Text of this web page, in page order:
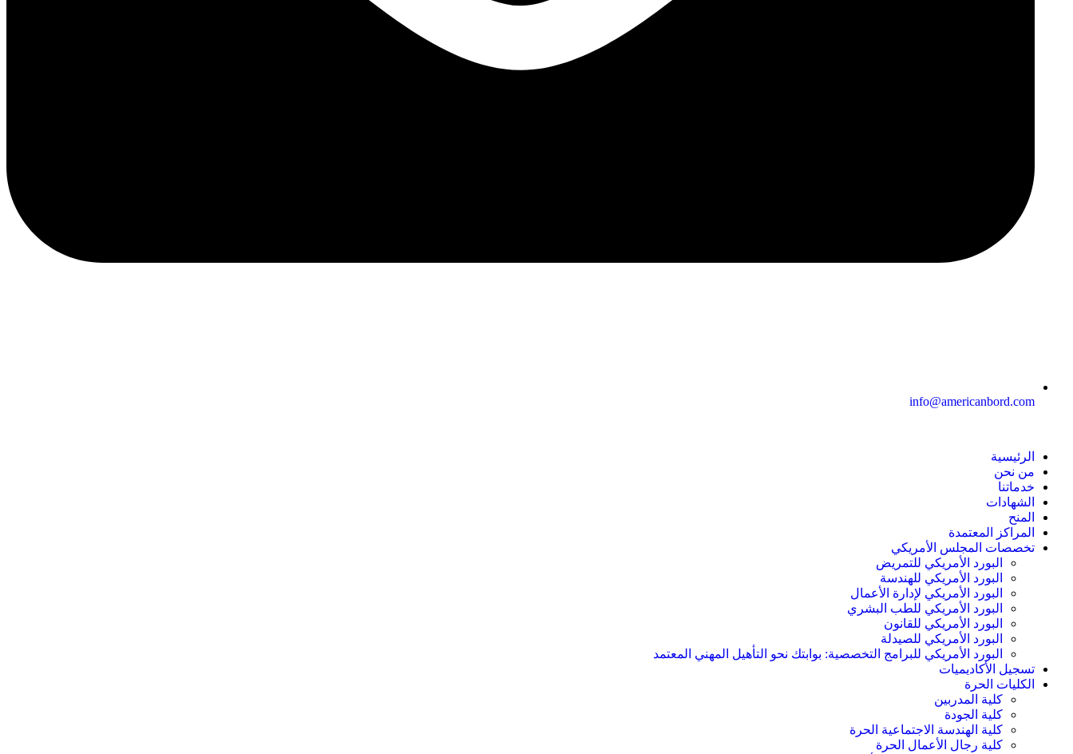
info@americanbord.com
الرئيسية
من نحن
خدماتنا
الشهادات
المنح
المراكز المعتمدة
تخصصات المجلس الأمريكي
البورد الأمريكي للتمريض
البورد الأمريكي للهندسة
البورد الأمريكي لإدارة الأعمال
البورد الأمريكي للطب البشري
البورد الأمريكي للقانون
البورد الأمريكي للصيدلة
البورد الأمريكي للبرامج التخصصية: بوابتك نحو التأهيل المهني المعتمد
تسجيل الأكاديميات
الكليات الحرة
كلية المدربين
كلية الجودة
كلية الهندسة الاجتماعية الحرة
كلية رجال الأعمال الحرة